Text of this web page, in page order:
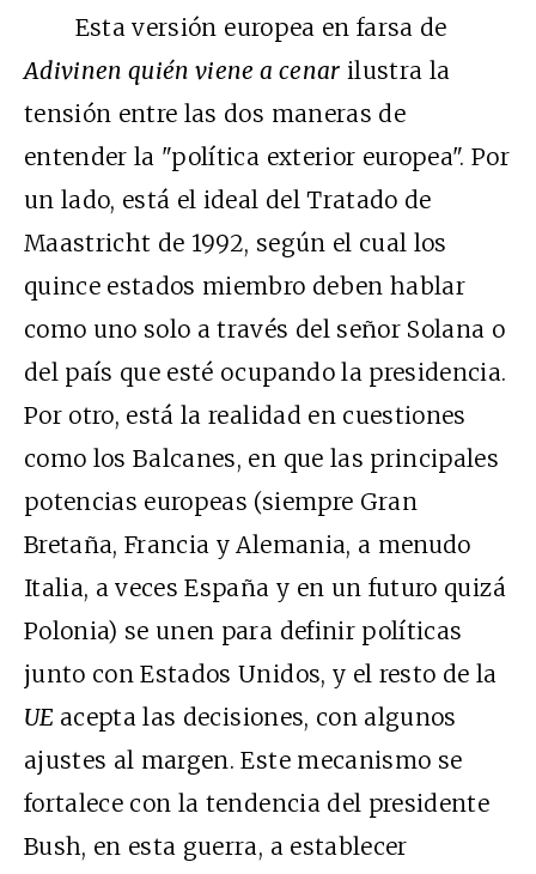
Esta versión europea en farsa de
Adivinen quién viene a cenar ilustra la
tensión entre las dos maneras de
entender la "política exterior europea". Por
un lado, está el ideal del Tratado de
Maastricht de 1992, según el cual los
quince estados miembro deben hablar
como uno solo a través del señor Solana o
del país que esté ocupando la presidencia.
Por otro, está la realidad en cuestiones
como los Balcanes, en que las principales
potencias europeas (siempre Gran
Bretaña, Francia y Alemania, a menudo
Italia, a veces España y en un futuro quizá
Polonia) se unen para definir políticas
junto con Estados Unidos, y el resto de la
UE acepta las decisiones, con algunos
ajustes al margen. Este mecanismo se
fortalece con la tendencia del presidente
Bush, en esta guerra, a establecer